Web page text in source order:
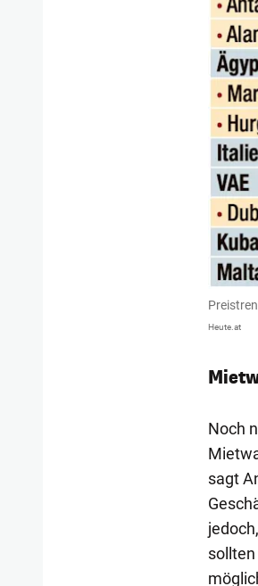
Heute.at
Noch
sagt